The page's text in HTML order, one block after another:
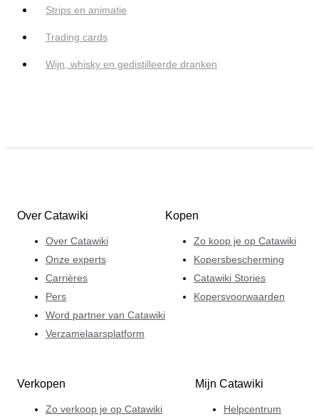
Strips en animatie
Trading cards
Wijn, whisky en gedistilleerde dranken
Over Catawiki
Over Catawiki
Onze experts
Carrières
Pers
Word partner van Catawiki
Verzamelaarsplatform
Kopen
Zo koop je op Catawiki
Kopersbescherming
Catawiki Stories
Kopersvoorwaarden
Verkopen
Zo verkoop je op Catawiki
Mijn Catawiki
Helpcentrum